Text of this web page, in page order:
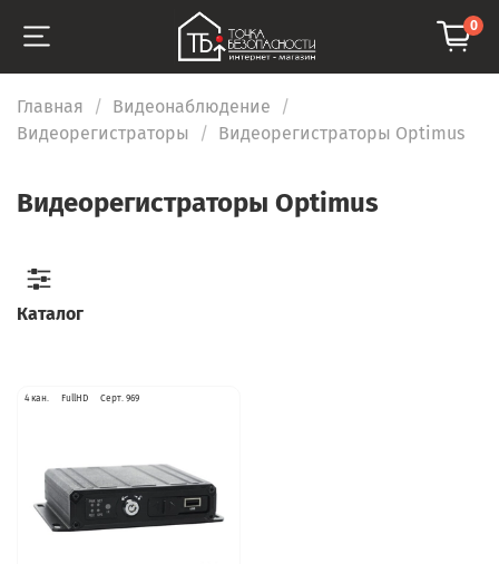
0
Главная
Видеонаблюдение
Видеорегистраторы
Видеорегистраторы Optimus
Видеорегистраторы Optimus
4 кан. FullHD Серт. 969
Каталог